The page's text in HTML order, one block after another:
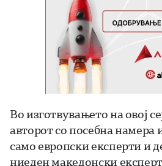
Во изготвувањето на овој
авторот со посебна намера
само европски експерти и
ниеден македонски